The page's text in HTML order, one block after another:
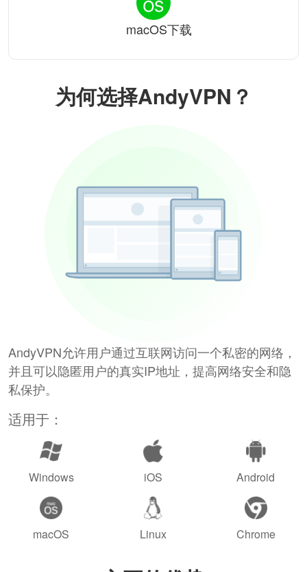
为何选择AndyVPN？
AndyVPN允许用户通过互联网访问一个私密的网络，
并且可以隐匿用户的真实IP地址，提高网络安全和隐
私保护。
适用于：
Windows iOS Android
macOS Linux Chrome
macOS下载